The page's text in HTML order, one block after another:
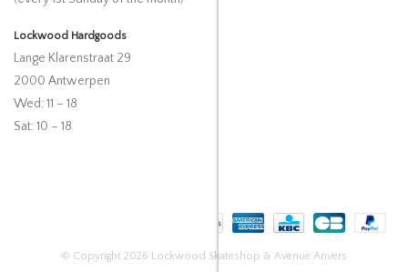
Lockwood Hardgoods
Lange Klarenstraat 29
2000 Antwerpen
Wed: 11 – 18
Sat: 10 – 18
© Copyright 2026 Lockwood Skateshop & Avenue Anvers